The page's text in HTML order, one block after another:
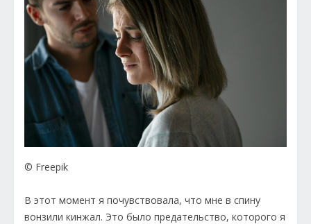
© Freepik
В этот момент я почувствовала, что мне в спину
вонзили кинжал. Это было предательство, которого я